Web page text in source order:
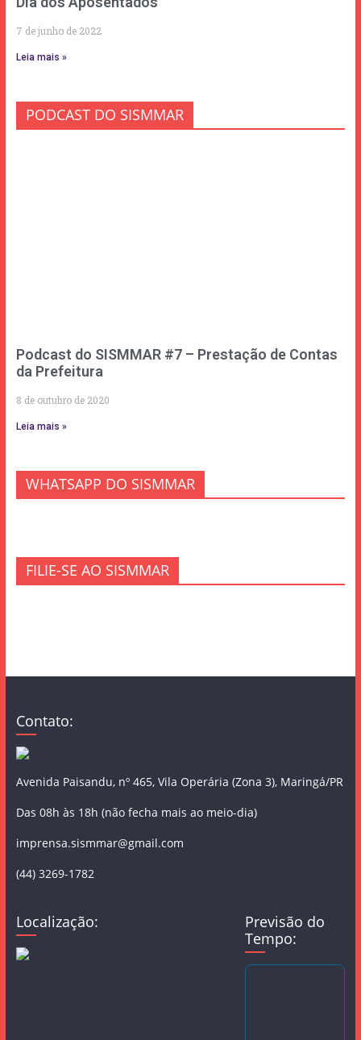
7 de junho de 2022
Leia mais »
PODCAST DO SISMMAR
Podcast do SISMMAR #7 – Prestação de Contas
da Prefeitura
8 de outubro de 2020
Leia mais »
WHATSAPP DO SISMMAR
FILIE-SE AO SISMMAR
Contato:
Avenida Paisandu, nº 465, Vila Operária (Zona 3), Maringá/PR
Das 08h às 18h (não fecha mais ao meio-dia)
imprensa.sismmar@gmail.com
(44) 3269-1782
Localização:
Previsão do
Tempo: